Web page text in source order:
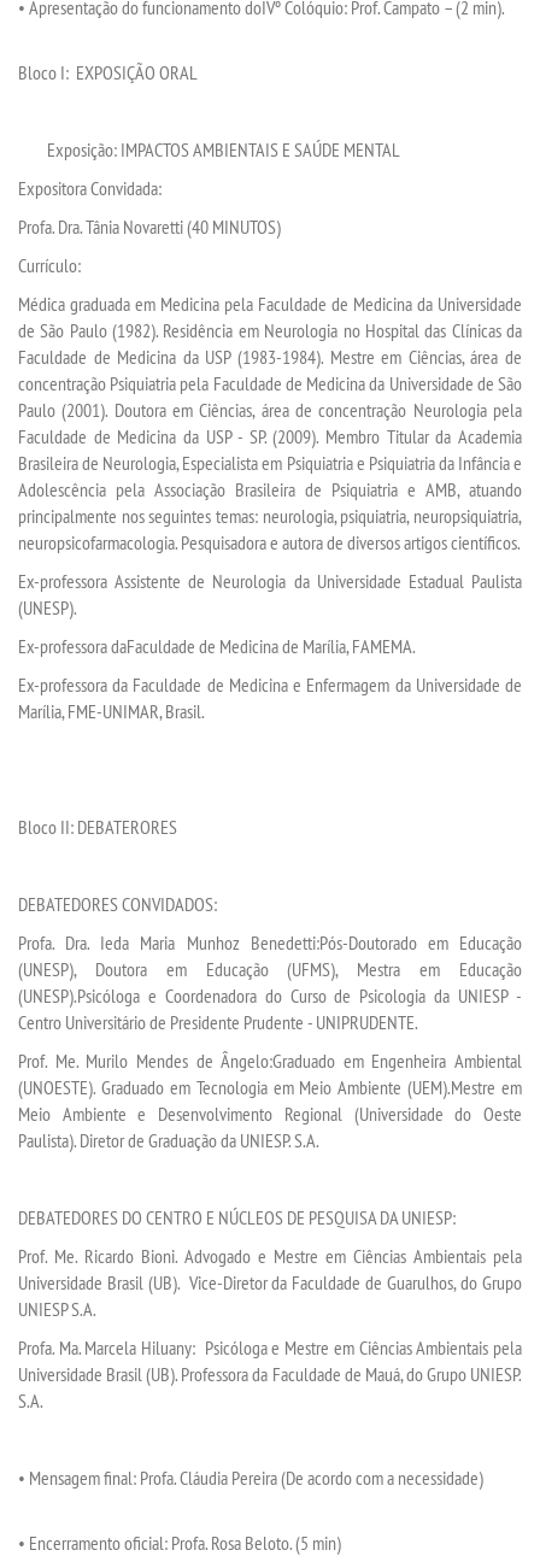
• Apresentaçãodofuncionamento doIVºColóquio: Prof. Campato –(2 min).
Bloco I: EXPOSIÇÃO ORAL
Exposição: IMPACTOS AMBIENTAIS E SAÚDE MENTAL
ExpositoraConvidada:
Profa. Dra.Tânia Novaretti(40 MINUTOS)
Currículo:
Médica graduada em Medicina pela Faculdade de Medicina da Universidade
de São Paulo (1982). Residência em Neurologia no Hospital das Clínicas da
Faculdade de Medicina da USP (1983-1984). Mestre em Ciências, área de
concentração Psiquiatria pela Faculdade de Medicina da Universidade de São
Paulo (2001). Doutora em Ciências, área de concentração Neurologia pela
Faculdade de Medicina da USP - SP. (2009). Membro Titular da Academia
Brasileira de Neurologia, Especialista em Psiquiatria e Psiquiatria da Infância e
Adolescência pela Associação Brasileira de Psiquiatria e AMB, atuando
principalmente nos seguintes temas: neurologia, psiquiatria, neuropsiquiatria,
neuropsicofarmacologia. Pesquisadora e autora de diversos artigos científicos.
Ex-professora Assistente de Neurologia da Universidade Estadual Paulista
(UNESP).
Ex-professoradaFaculdade de Medicina de Marília, FAMEMA.
Ex-professora da Faculdade de Medicina e Enfermagem da Universidade de
Marília, FME-UNIMAR, Brasil.
Bloco II: DEBATERORES
DEBATEDORES CONVIDADOS:
Profa. Dra. Ieda Maria Munhoz Benedetti:Pós-Doutorado em Educação
(UNESP), Doutora em Educação (UFMS), Mestra em Educação
(UNESP).Psicóloga e Coordenadora do Curso de Psicologia da UNIESP -
Centro Universitário de Presidente Prudente - UNIPRUDENTE.
Prof. Me. Murilo Mendes deÂngelo:Graduado em Engenheira Ambiental
(UNOESTE). Graduado em Tecnologia em Meio Ambiente (UEM).Mestre em
Meio Ambiente e Desenvolvimento Regional (Universidade doOeste
Paulista). Diretor de Graduação da UNIESP. S.A.
DEBATEDORES DO CENTRO E NÚCLEOS DE PESQUISA DA UNIESP:
Prof. Me. Ricardo Bioni. Advogado e Mestre em Ciências Ambientais pela
Universidade Brasil (UB). Vice-Diretor da Faculdade de Guarulhos, do Grupo
UNIESP S.A.
Profa. Ma. Marcela Hiluany: Psicóloga e Mestre em Ciências Ambientais pela
Universidade Brasil (UB). Professora da Faculdade de Mauá, do Grupo UNIESP.
S.A.
• Mensagem final: Profa. Cláudia Pereira (De acordo com a necessidade)
• Encerramento oficial: Profa. Rosa Beloto. (5 min)